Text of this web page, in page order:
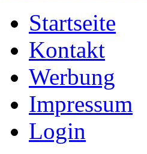
Startseite
Kontakt
Werbung
Impressum
Login